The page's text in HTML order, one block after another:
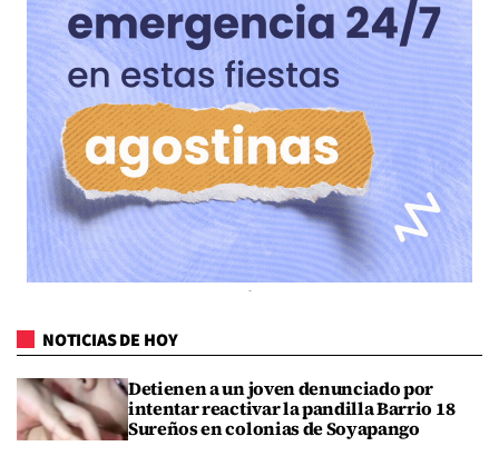
NOTICIAS DE HOY
Detienen a un joven denunciado por
intentar reactivar la pandilla Barrio 18
Sureños en colonias de Soyapango